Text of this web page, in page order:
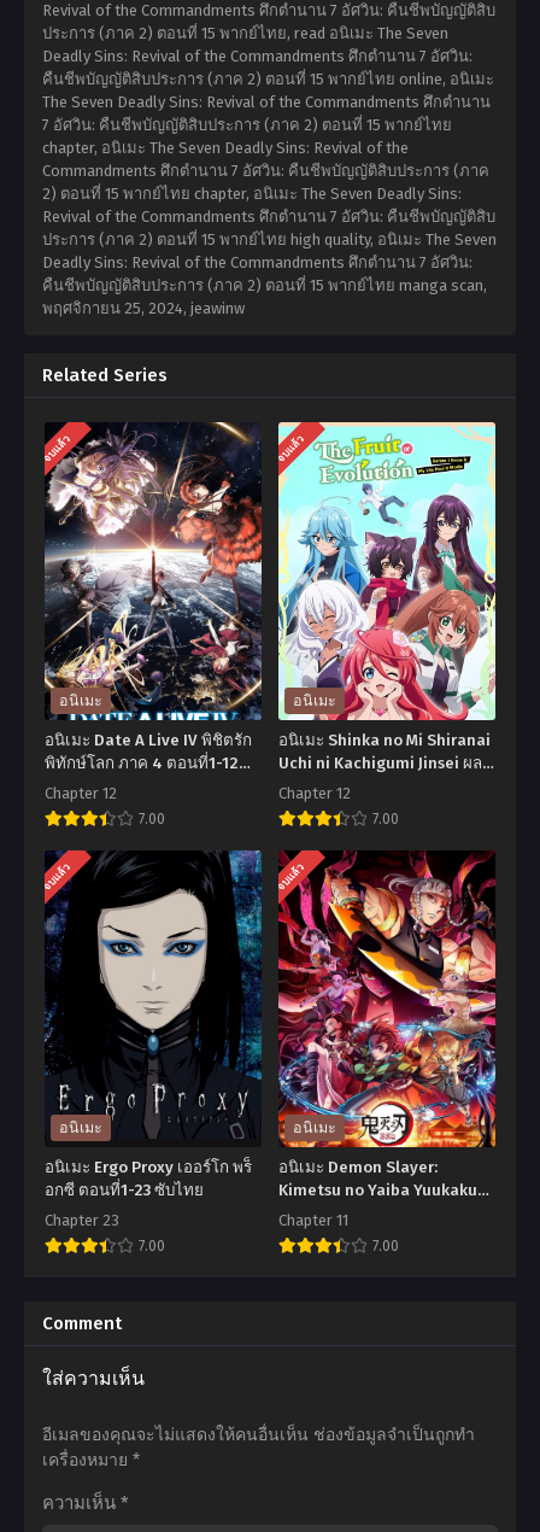
Revival of the Commandments ศึกตำนาน 7 อัศวิน: คืนชีพบัญญัติสิบ
ประการ (ภาค 2) ตอนที่ 15 พากย์ไทย, read อนิเมะ The Seven
Deadly Sins: Revival of the Commandments ศึกตำนาน 7 อัศวิน:
คืนชีพบัญญัติสิบประการ (ภาค 2) ตอนที่ 15 พากย์ไทย online, อนิเมะ
The Seven Deadly Sins: Revival of the Commandments ศึกตำนาน
7 อัศวิน: คืนชีพบัญญัติสิบประการ (ภาค 2) ตอนที่ 15 พากย์ไทย
chapter, อนิเมะ The Seven Deadly Sins: Revival of the
Commandments ศึกตำนาน 7 อัศวิน: คืนชีพบัญญัติสิบประการ (ภาค
2) ตอนที่ 15 พากย์ไทย chapter, อนิเมะ The Seven Deadly Sins:
Revival of the Commandments ศึกตำนาน 7 อัศวิน: คืนชีพบัญญัติสิบ
ประการ (ภาค 2) ตอนที่ 15 พากย์ไทย high quality, อนิเมะ The Seven
Deadly Sins: Revival of the Commandments ศึกตำนาน 7 อัศวิน:
คืนชีพบัญญัติสิบประการ (ภาค 2) ตอนที่ 15 พากย์ไทย manga scan,
พฤศจิกายน 25, 2024, jeawinw
Related Series
จบแล้ว
อนิเมะ
อนิเมะ Date A Live IV พิชิตรัก
พิทักษ์โลก ภาค 4 ตอนที่1-12
ซับไทย
Chapter 12
7.00
อ
นิ
เมะ
Date
A
Live
IV
พิชิต
รัก
พิทักษ์
โลก
ภาค
4
ที่1-
12
ซับ
จบแล้ว
อนิเมะ
อนิเมะ Shinka no Mi Shiranai
Uchi ni Kachigumi Jinsei ผล
ไม้วิวัฒนาการ ชีวิตผู้ชนะแบบ
ไม่ทันตั้งตัว ภาค 1 ตอนที่1-12
พากย์ไทย+ซับไทย
Chapter 12
7.00
อ
นิ
เมะ
Shinka
no
Mi
Shiranai
Uchi
ni
Kachigumi
Jinsei
ผล
ไม้
ผู้
ไม่ทัน
จบแล้ว
อนิเมะ
อนิเมะ Ergo Proxy เออร์โก พร็
อกซี ตอนที่1-23 ซับไทย
Chapter 23
7.00
นิ
เมะ
Ergo
เอ
โก
จบแล้ว
อนิเมะ
อนิเมะ Demon Slayer:
Kimetsu no Yaiba Yuukaku-
hen ดาบพิฆาตอสูร ย่านเริงรมย์
(ภาค2) ตอนที่1-11 พากย์
ไทย+ซับไทย
Chapter 11
7.00
เมะ
Slayer:
Comment
ใส่ความเห็น
อีเมลของคุณจะไม่แสดงให้คนอื่นเห็น ช่องข้อมูลจำเป็นถูกทำ
เครื่องหมาย *
ความเห็น *